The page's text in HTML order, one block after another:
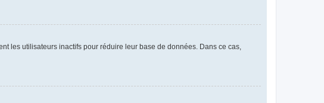
les utilisateurs inactifs pour réduire leur base de données. Dans ce cas,